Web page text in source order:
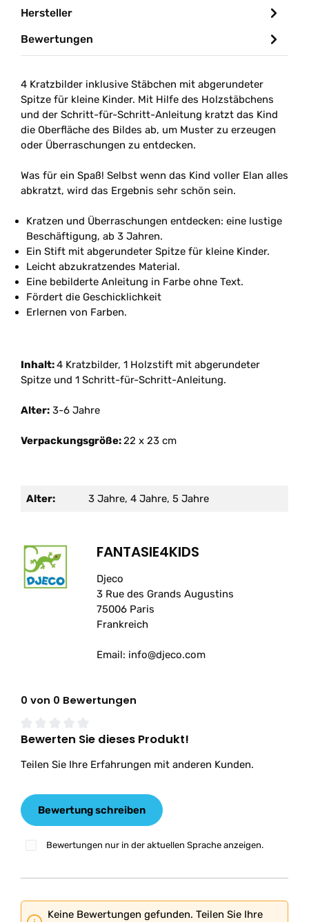
Hersteller
Bewertungen
4 Kratzbilder inklusive Stäbchen mit abgerundeter
Spitze für kleine Kinder. Mit Hilfe des Holzstäbchens
und der Schritt-für-Schritt-Anleitung kratzt das Kind
die Oberfläche des Bildes ab, um Muster zu erzeugen
oder Überraschungen zu entdecken.
Was für ein Spaß! Selbst wenn das Kind voller Elan alles
abkratzt, wird das Ergebnis sehr schön sein.
Kratzen und Überraschungen entdecken: eine lustige
Beschäftigung, ab 3 Jahren.
Ein Stift mit abgerundeter Spitze für kleine Kinder.
Leicht abzukratzendes Material.
Eine bebilderte Anleitung in Farbe ohne Text.
Fördert die Geschicklichkeit
Erlernen von Farben.
Inhalt:4 Kratzbilder, 1 Holzstift mit abgerundeter
Spitze und 1 Schritt-für-Schritt-Anleitung.
Alter: 3-6 Jahre
Verpackungsgröße:22 x 23 cm
Alter: 3 Jahre, 4 Jahre, 5 Jahre
FANTASIE4KIDS
Djeco
3 Rue des Grands Augustins
75006 Paris
Frankreich
Email: info@djeco.com
0 von 0 Bewertungen
Durchschnittliche Bewertung von 0 von 5 Sternen
Bewerten Sie dieses Produkt!
Teilen Sie Ihre Erfahrungen mit anderen Kunden.
Bewertung schreiben
Bewertungen nur in der aktuellen Sprache anzeigen.
Keine Bewertungen gefunden. Teilen Sie Ihre